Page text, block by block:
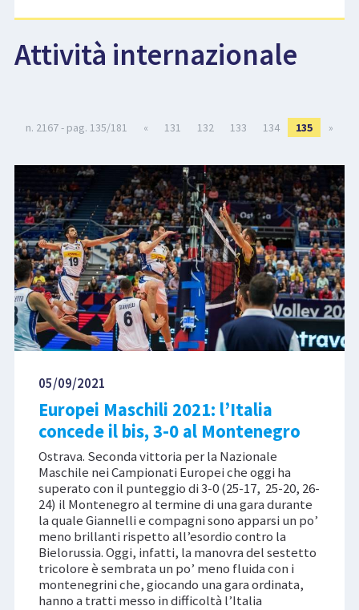
COMPETIZIONI
EVENTI
Attività internazionale
n. 2167 - pag. 135/181 « 131 132 133 134 135 »
05/09/2021
Europei Maschili 2021: l’Italia
concede il bis, 3-0 al Montenegro
Ostrava. Seconda vittoria per la Nazionale
Maschile nei Campionati Europei che oggi ha
superato con il punteggio di 3-0 (25-17, 25-20, 26-
24) il Montenegro al termine di una gara durante
la quale Giannelli e compagni sono apparsi un po’
meno brillanti rispetto all’esordio contro la
Bielorussia. Oggi, infatti, la manovra del sestetto
tricolore è sembrata un po’ meno fluida con i
montenegrini che, giocando una gara ordinata,
hanno a tratti messo in difficoltà l’Italia